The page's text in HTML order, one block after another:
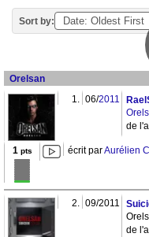
Sort by:
Orelsan
1. 06/2011
de
1 pts écrit parAurélien
2. 09/2011
de